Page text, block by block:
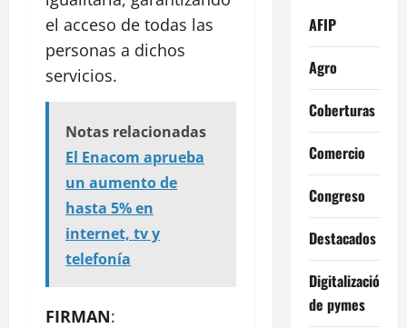
el acceso de todas las
personas a dichos
servicios.
Notas relacionadas
El Enacom aprueba
un aumento de
hasta 5% en
internet, tv y
telefonía
FIRMAN:
AFIP
Agro
Coberturas
Comercio
Congreso
Destacados
Digitalización
de pymes